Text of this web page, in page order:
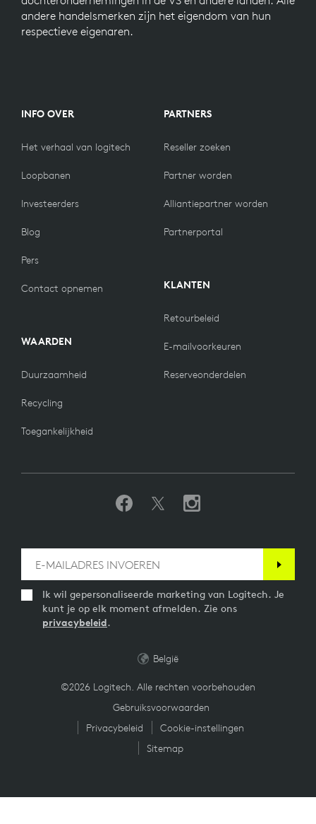
andere handelsmerken zijn het eigendom van hun
respectieve eigenaren.
INFO OVER
Het verhaal van logitech
Loopbanen
Investeerders
Blog
Pers
Contact opnemen
WAARDEN
Duurzaamheid
Recycling
Toegankelijkheid
PARTNERS
Reseller zoeken
Partner worden
Alliantiepartner worden
Partnerportal
KLANTEN
Retourbeleid
E-mailvoorkeuren
Reserveonderdelen
Ik wil gepersonaliseerde marketing van Logitech. Je
kunt je op elk moment afmelden. Zie ons
privacybeleid.
©2026 Logitech. Alle rechten voorbehouden
Gebruiksvoorwaarden
Privacybeleid
Cookie-instellingen
Sitemap
België